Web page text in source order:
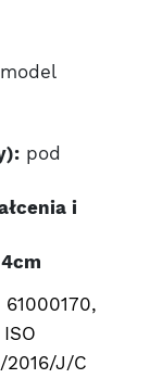
pod
i
J/C